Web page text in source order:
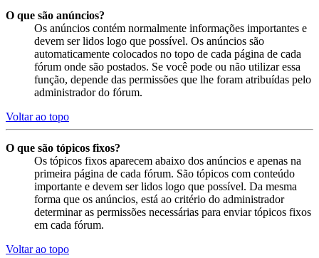
O que são anúncios?
Os anúncios contém normalmente informações importantes e
devem ser lidos logo que possível. Os anúncios são
automaticamente colocados no topo de cada página de cada
fórum onde são postados. Se você pode ou não utilizar essa
função, depende das permissões que lhe foram atribuídas pelo
administrador do fórum.
Voltar ao topo
O que são tópicos fixos?
Os tópicos fixos aparecem abaixo dos anúncios e apenas na
primeira página de cada fórum. São tópicos com conteúdo
importante e devem ser lidos logo que possível. Da mesma
forma que os anúncios, está ao critério do administrador
determinar as permissões necessárias para enviar tópicos fixos
em cada fórum.
Voltar ao topo